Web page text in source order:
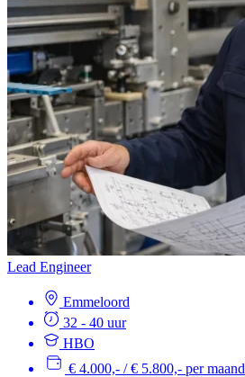
Lead Engineer
Emmeloord
32 - 40 uur
HBO
€ 4.000,- / € 5.800,- per maand